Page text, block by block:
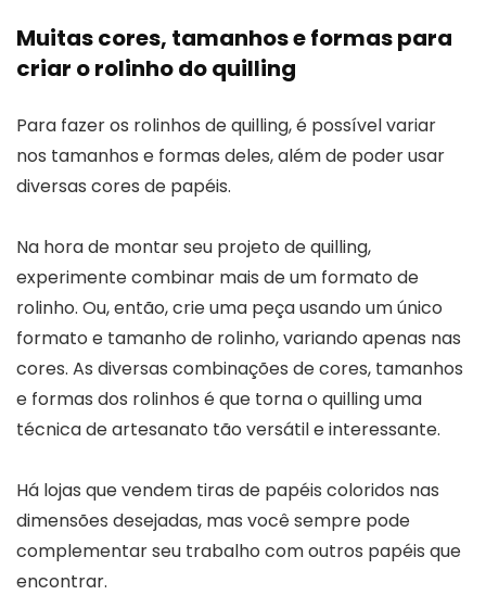
Muitas cores, tamanhos e formas para
criar o rolinho do quilling
Para fazer os rolinhos de quilling, é possível variar
nos tamanhos e formas deles, além de poder usar
diversas cores de papéis.
Na hora de montar seu projeto de quilling,
experimente combinar mais de um formato de
rolinho. Ou, então, crie uma peça usando um único
formato e tamanho de rolinho, variando apenas nas
cores. As diversas combinações de cores, tamanhos
e formas dos rolinhos é que torna o quilling uma
técnica de artesanato tão versátil e interessante.
Há lojas que vendem tiras de papéis coloridos nas
dimensões desejadas, mas você sempre pode
complementar seu trabalho com outros papéis que
encontrar.